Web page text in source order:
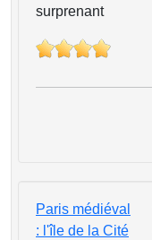
surprenant
Paris médiéval
: l'île de la Cité